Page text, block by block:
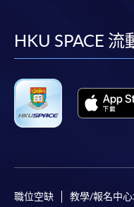
HKU SPACE
職位空缺 教學/報名中